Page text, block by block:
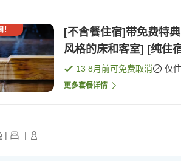
[不含餐住宿]带免费特
风格的床和客室] [纯住
13 8月前可免费取消 仅
更多套餐详情
| |